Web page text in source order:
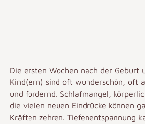
Die ersten Wochen nach der Geburt
Kind(ern) sind oft wunderschön, oft
und fordernd. Schlafmangel,
die vielen neuen Eindrücke können
Kräften zehren. Tiefenentspannung